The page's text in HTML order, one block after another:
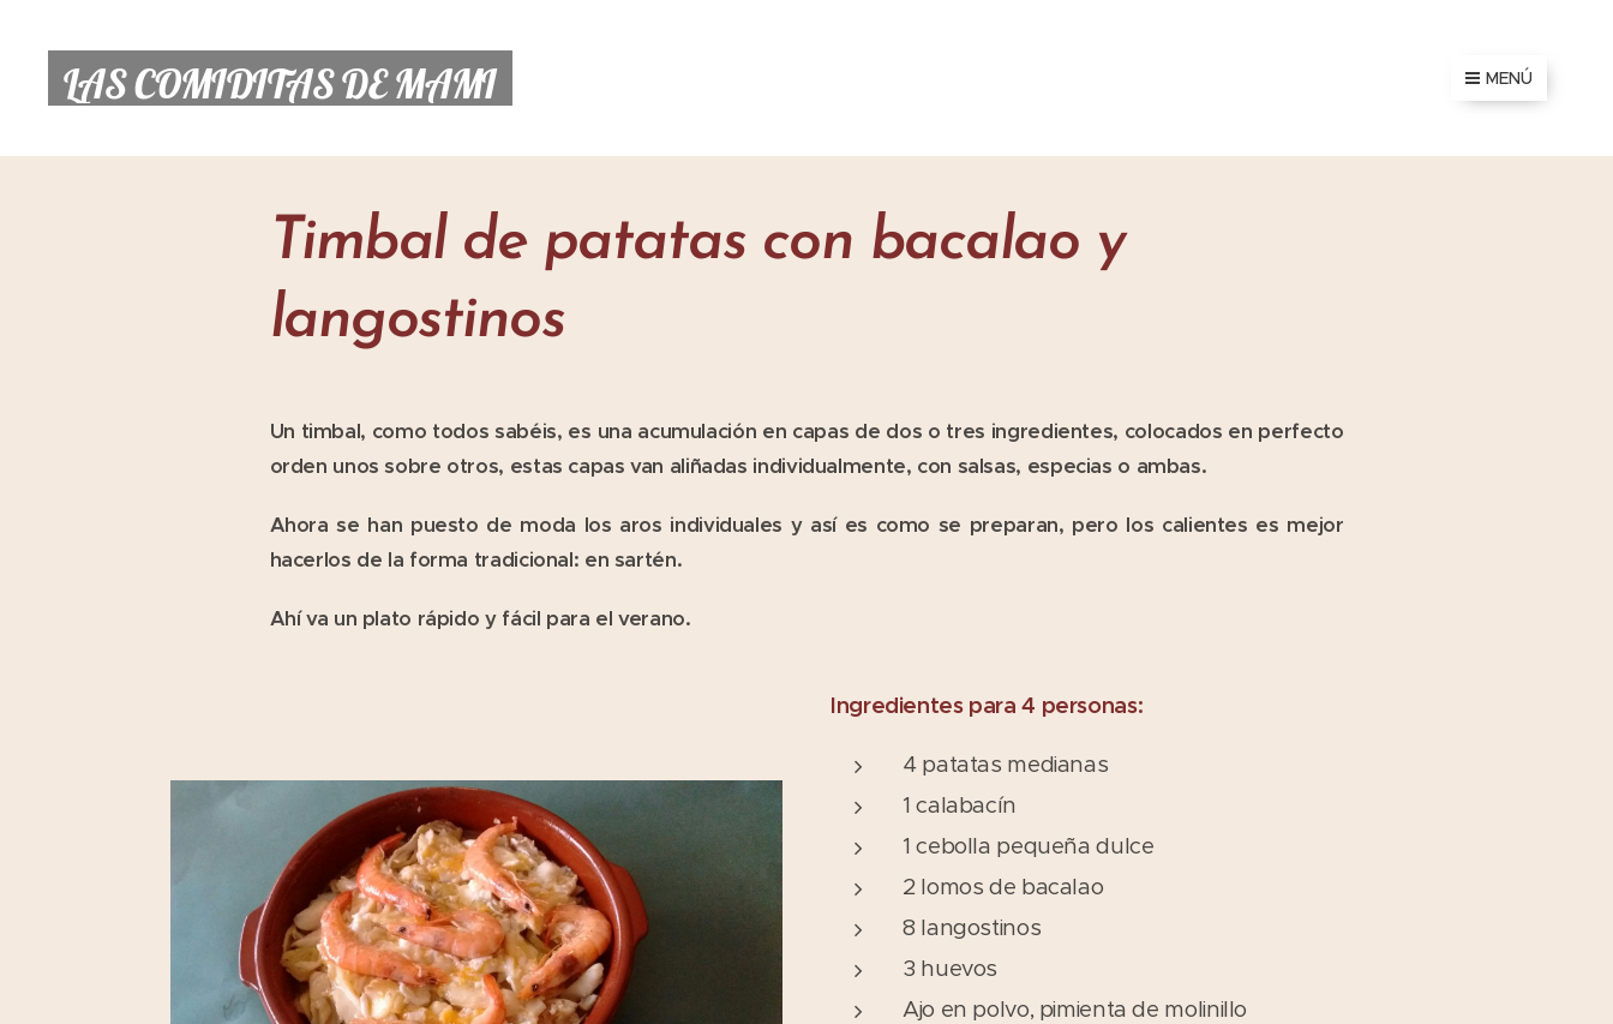
LAS COMIDITAS DE MAMI MENÚ
Timbal de patatas con bacalao y
langostinos
Un timbal, como todos sabéis, es una acumulación en capas de dos o tres ingredientes, colocados en perfecto
orden unos sobre otros, estas capas van aliñadas individualmente, con salsas, especias o ambas.
Ahora se han puesto de moda los aros individuales y así es como se preparan, pero los calientes es mejor
hacerlos de la forma tradicional: en sartén.
Ahí va un plato rápido y fácil para el verano.
Ingredientes para 4 personas:
4 patatas medianas
1 calabacín
1 cebolla pequeña dulce
2 lomos de bacalao
8 langostinos
3 huevos
Ajo en polvo, pimienta de molinillo